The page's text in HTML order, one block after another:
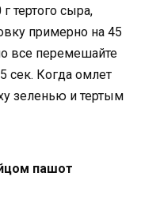
тертого сыра,
примерно на 45
все перемешайте
сек. Когда омлет
зеленью и тертым
пашот